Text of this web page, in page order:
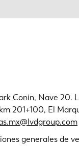
Conin, Nave 20.
201+100, El
generales de